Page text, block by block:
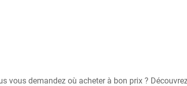
vous demandez où acheter à bon prix ?